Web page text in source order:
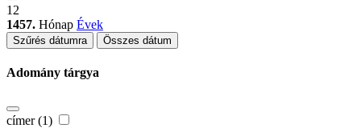
12
1457. Hónap Évek
Szűrés dátumra Összes dátum
Adomány tárgya
címer (1)